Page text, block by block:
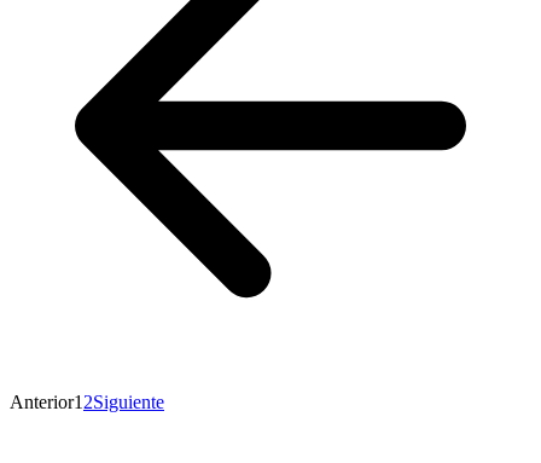
Anterior1 2Siguiente